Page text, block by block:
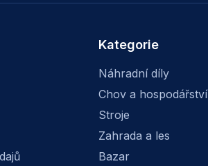
Kategorie
Náhradní díly
Chov a hospodářství
Stroje
Zahrada a les
Bazar